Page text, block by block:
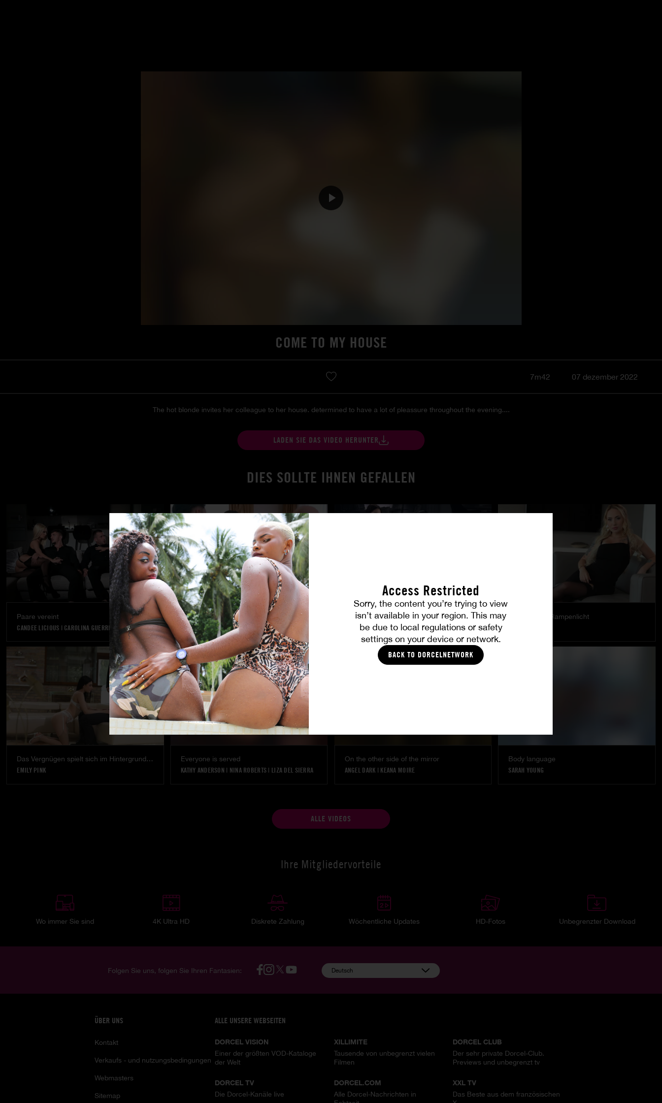
Access Restricted
Sorry, the content you’re trying to view
isn’t available in your region. This may
be due to local regulations or safety
settings on your device or network.
BACK TO DORCELNETWORK
COME TO MY HOUSE
7m42 07 dezember 2022
The hot blonde invites her colleague to her house. determined to have a lot of pleassure throughout the evening....
LADEN SIE DAS VIDEO HERUNTER
DIES SOLLTE IHNEN GEFALLEN
Paare vereint
CANDEE LICIOUS | CAROLINA GUERRERO
Ein Traum wird wahr
VANNA BARDOT
Brennende Freundschaft
MILENA RAY|MATTY MILA PEREZ
Bella Mur im Rampenlicht
Das Vergnügen spielt sich im Hintergrund ab.
EMILY PINK
Everyone is served
KATHY ANDERSON | NINA ROBERTS | LIZA DEL SIERRA
On the other side of the mirror
ANGEL DARK | KEANA MOIRE
Body language
SARAH YOUNG
ALLE VIDEOS
Ihre Mitgliedervorteile
Wo immer Sie sind 4K Ultra HD Diskrete Zahlung Wöchentliche Updates HD-Fotos Unbegrenzter Download
Folgen Sie uns, folgen Sie Ihren Fantasien: Deutsch
ÜBER UNS
Kontakt
Verkaufs - und nutzungsbedingungen
Webmasters
Sitemap
ALLE UNSERE WEBSEITEN
DORCEL VISION
Einer der größten VOD-Kataloge
der Welt
XILLIMITE
Tausende von unbegrenzt vielen
Filmen
DORCEL CLUB
Der sehr private Dorcel-Club.
Previews und unbegrenzt tv
DORCEL TV
Die Dorcel-Kanäle live
DORCEL.COM
Alle Dorcel-Nachrichten in
XXL TV
Das Beste aus dem französischen